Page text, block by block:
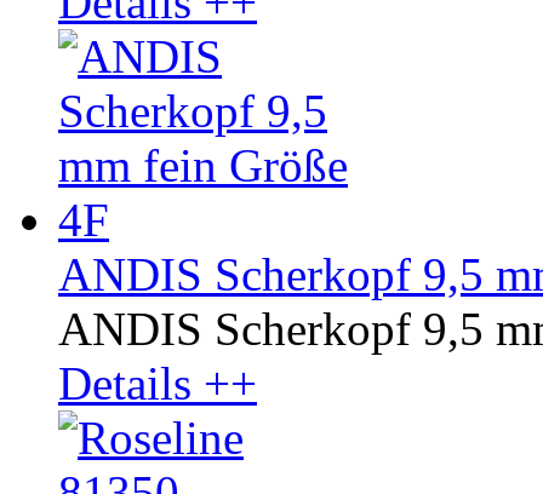
ANDIS Scherkopf 9,5
ANDIS Scherkopf 9,5
Details ++